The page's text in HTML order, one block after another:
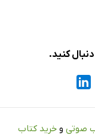
کنید.
صوتی و خرید کتاب